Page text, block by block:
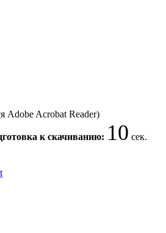
Adobe Acrobat Reader)
к скачиванию: 10 сек.